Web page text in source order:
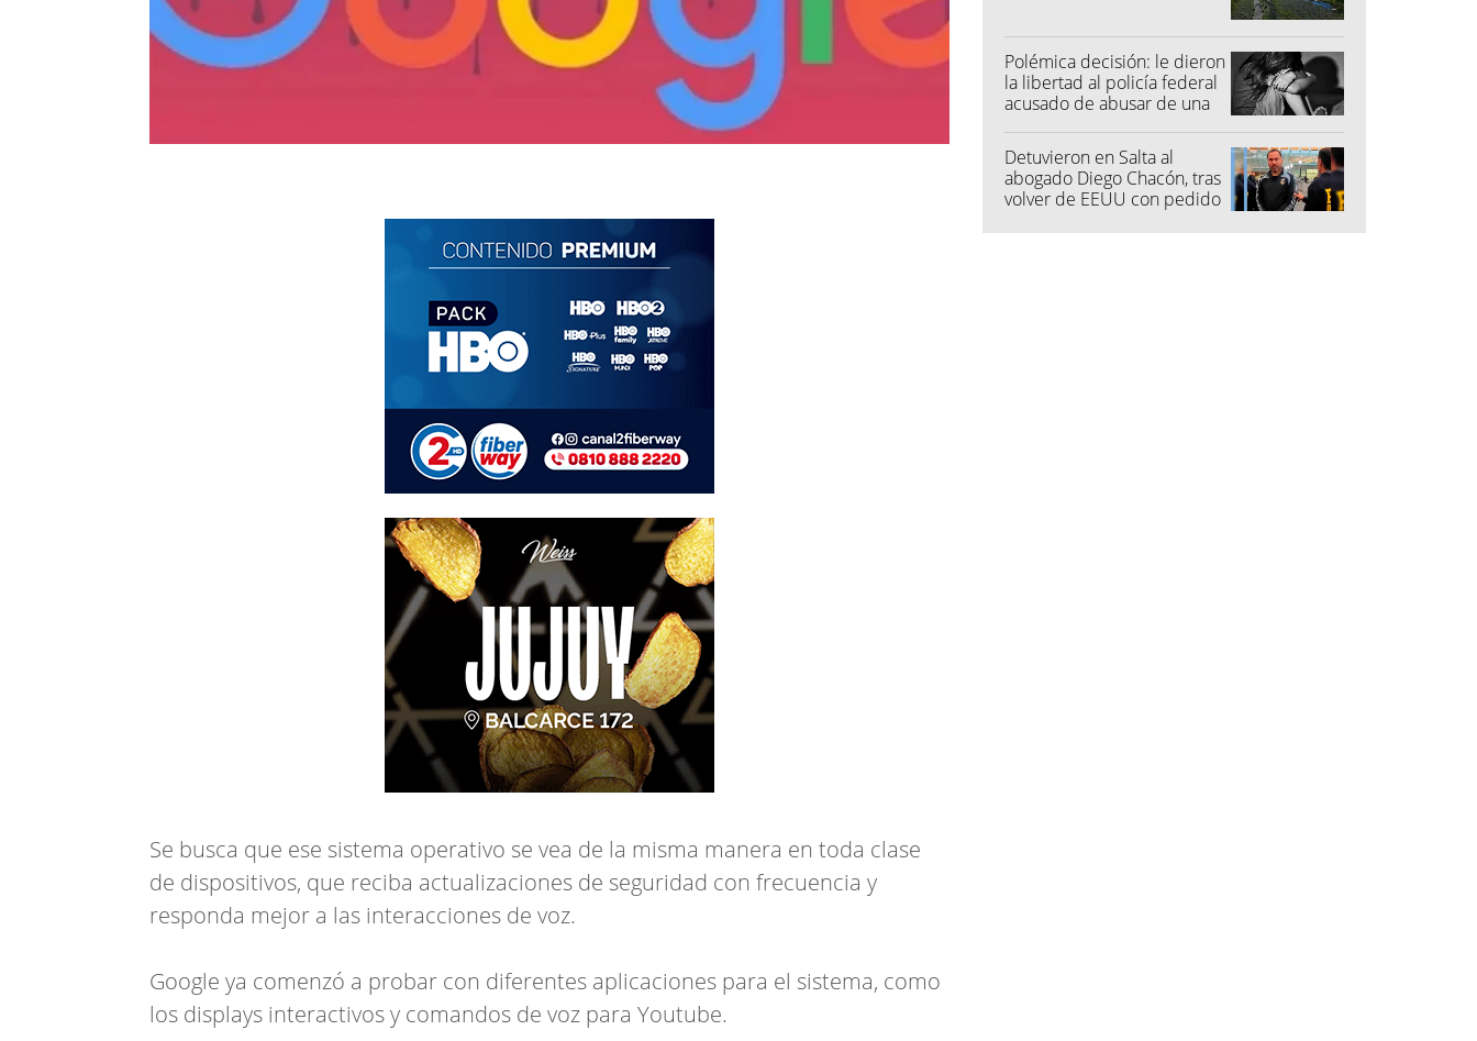
Se busca que ese sistema operativo se vea de la misma manera en toda clase
de dispositivos, que reciba actualizaciones de seguridad con frecuencia y
responda mejor a las interacciones de voz.
Google ya comenzó a probar con diferentes aplicaciones para el sistema, como
los displays interactivos y comandos de voz para Youtube.
Polémica decisión: le dieron
la libertad al policía federal
acusado de abusar de una
Detuvieron en Salta al
abogado Diego Chacón, tras
volver de EEUU con pedido